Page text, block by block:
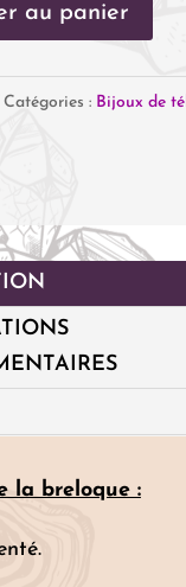
au panier
Catégories : Bijoux de
la breloque :